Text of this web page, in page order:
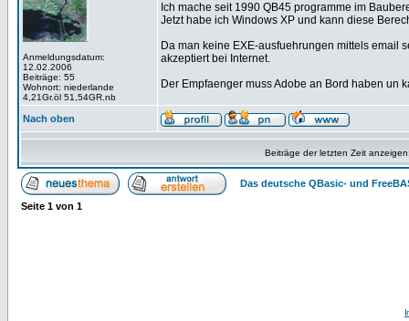
Anmeldungsdatum:
12.02.2006
Beiträge: 55
Wohnort: niederlande
4,21Gr.öl 51,54GR.nb
Ich mache seit 1990 QB45 programme im
Jetzt habe ich Windows XP und kann diese
Da man keine EXE-ausfuehrungen mittels email
akzeptiert bei Internet.
Der Empfaenger muss Adobe an Bord haben un
Nach oben
Beiträge der letzten Zeit
Das deutsche QBasic- und
Seite 1 von 1